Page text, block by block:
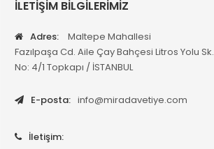
İLETİŞİM BİLGİLERİMİZ
Adres:
Maltepe Mahallesi
Fazılpaşa Cd. Aile Çay Bahçesi Litros Yolu Sk.
No: 4/1 Topkapı / İSTANBUL
E-posta: info@miradavetiye.com
İletişim: